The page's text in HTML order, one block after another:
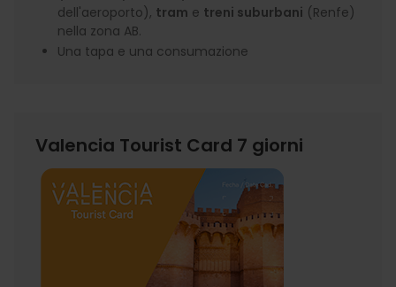
dell'aeroporto), tram e treni suburbani (Renfe)
nella zona AB.
Una tapa e una consumazione
Valencia Tourist Card 7 giorni